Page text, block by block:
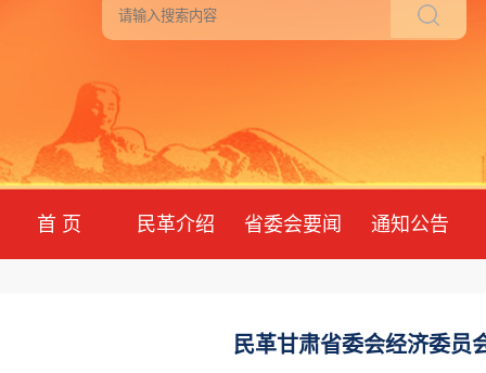
首 页 民革介绍 省委会要闻 通知公告
民革甘肃省委会经济委员